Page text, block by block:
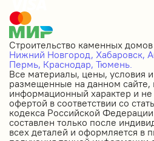
Строительство каменных
Нижний Новгород, Хабаровск,
Пермь, Краснодар, Тюмень.
Все материалы, цены, условия
размещенные на данном сайте,
информационный характер и
офертой в соответствии со
кодекса Российской
составлен только после
всех деталей и оформляется в